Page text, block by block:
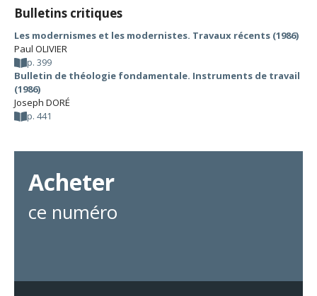
Bulletins critiques
Les modernismes et les modernistes. Travaux récents (1986)
Paul OLIVIER
p. 399
Bulletin de théologie fondamentale. Instruments de travail
(1986)
Joseph DORÉ
p. 441
Acheter
ce numéro